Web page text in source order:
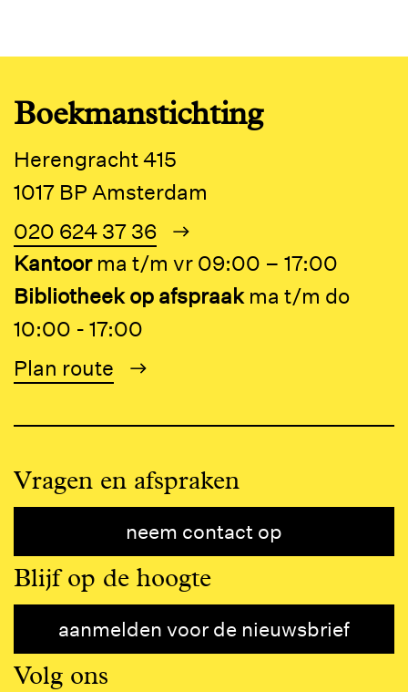
Boekmanstichting
Herengracht 415
1017 BP Amsterdam
020 624 37 36
Kantoor ma t/m vr 09:00 – 17:00
Bibliotheek op afspraak ma t/m do
10:00 - 17:00
Plan route
Vragen en afspraken
neem contact op
Blijf op de hoogte
aanmelden voor de nieuwsbrief
Volg ons